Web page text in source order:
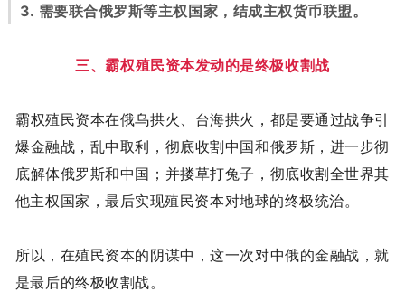
3. 需要联合俄罗斯等主权国家，结成主权货币联盟。
三、霸权殖民资本发动的是终极收割战
霸权殖民资本在俄乌拱火、台海拱火，都是要通过战争引
爆金融战，乱中取利，彻底收割中国和俄罗斯，进一步彻
底解体俄罗斯和中国；并搂草打兔子，彻底收割全世界其
他主权国家，最后实现殖民资本对地球的终极统治。
所以，在殖民资本的阴谋中，这一次对中俄的金融战，就
是最后的终极收割战。